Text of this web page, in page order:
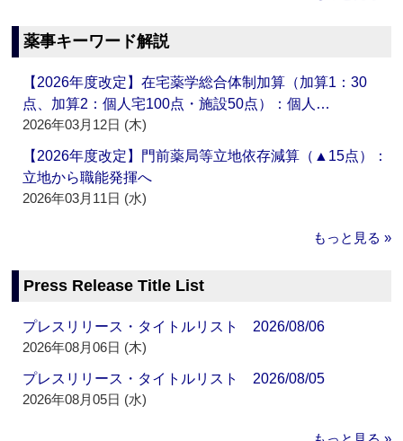
薬事キーワード解説
【2026年度改定】在宅薬学総合体制加算（加算1：30
点、加算2：個人宅100点・施設50点）：個人…
2026年03月12日 (木)
【2026年度改定】門前薬局等立地依存減算（▲15点）：
立地から職能発揮へ
2026年03月11日 (水)
もっと見る »
Press Release Title List
プレスリリース・タイトルリスト 2026/08/06
2026年08月06日 (木)
プレスリリース・タイトルリスト 2026/08/05
2026年08月05日 (水)